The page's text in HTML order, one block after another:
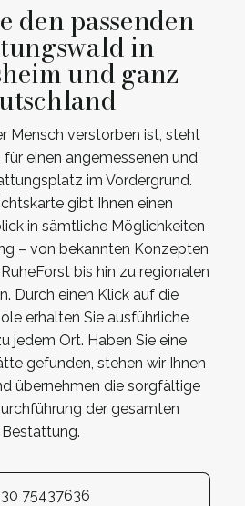
den passenden
in
und ganz
Mensch verstorben ist, steht
einen angemessenen und
im Vordergrund.
gibt Ihnen einen
in sämtliche Möglichkeiten
– von bekannten Konzepten
bis hin zu regionalen
Durch einen Klick auf die
erhalten Sie ausführliche
jedem Ort. Haben Sie eine
gefunden, stehen wir Ihnen
übernehmen die sorgfältige
der gesamten
Bestattung.
75437636